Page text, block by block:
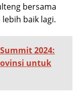
bersama
baik lagi.
2024:
untuk